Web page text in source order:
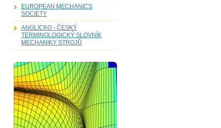
EUROPEAN MECHANICS
SOCIETY
ANGLICKO - ČESKÝ
TERMINOLOGICKÝ SLOVNÍK
MECHANIKY STROJŮ